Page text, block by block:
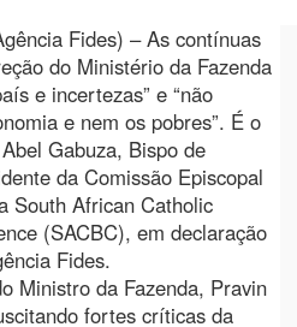
Fides) – As contínuas
do Ministério da Fazenda
e incertezas” e “não
e nem os pobres”. É o
Gabuza, Bispo de
da Comissão Episcopal
South African Catholic
(SACBC), em declaração
Fides.
Ministro da Fazenda, Pravin
fortes críticas da